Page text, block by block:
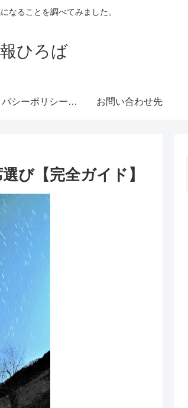
なることを調べてみました。
ひろば
プライバシーポリシー・免責事項 お問い合わせ先
び【完全ガイド】